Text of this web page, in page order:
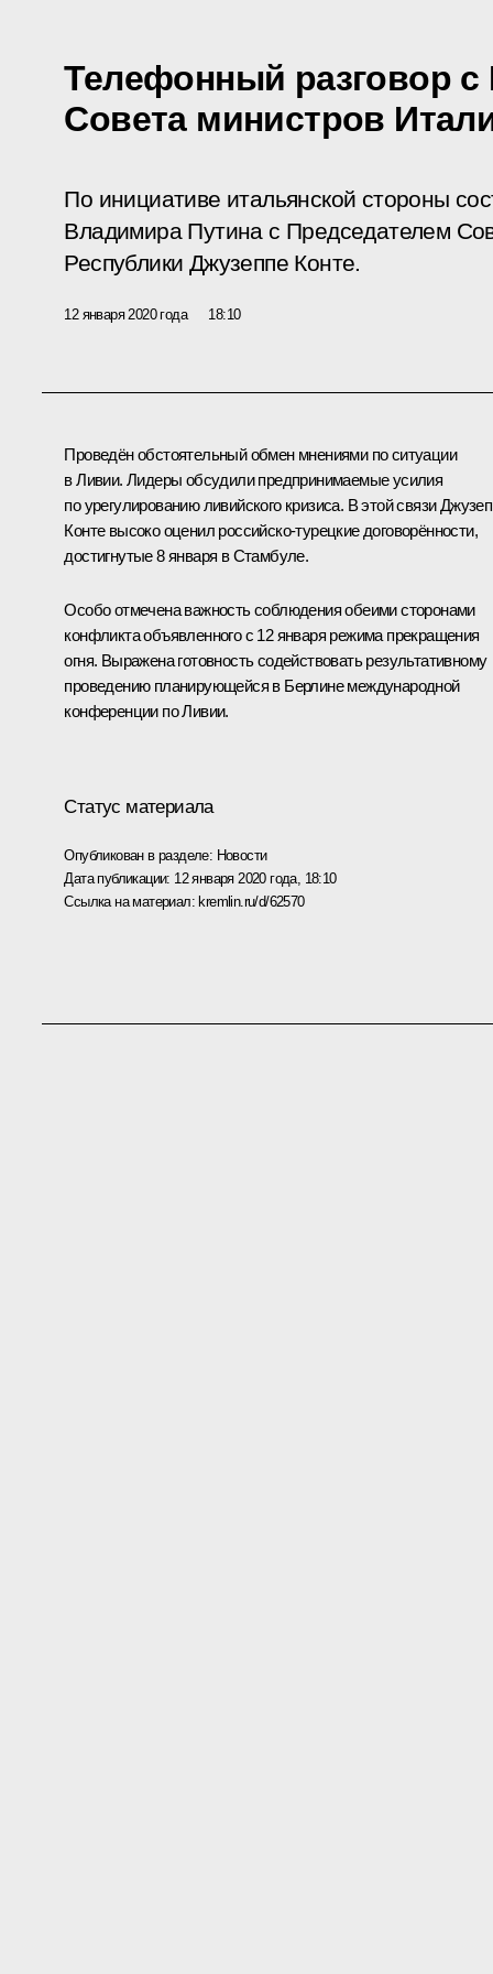
Телефонный разговор с
Совета министров
По инициативе итальянской стороны
Владимира Путина с Председателем
Республики Джузеппе Конте.
12 января 2020 года 18:10
Проведён обстоятельный обмен мнениями по ситуации
в Ливии. Лидеры обсудили предпринимаемые усилия
по урегулированию ливийского кризиса. В этой связи
Контевысоко оценил российско-турецкие договорённости,
достигнутые 8 января в Стамбуле.
Особо отмечена важность соблюдения обеими сторонами
конфликта объявленного с 12 января режима прекращения
огня. Выражена готовность содействовать результативному
проведению планирующейся в Берлине международной
конференции по Ливии.
Статус материала
Опубликован в разделе: Новости
Дата публикации: 12 января 2020 года, 18:10
Ссылка на материал: kremlin.ru/d/62570